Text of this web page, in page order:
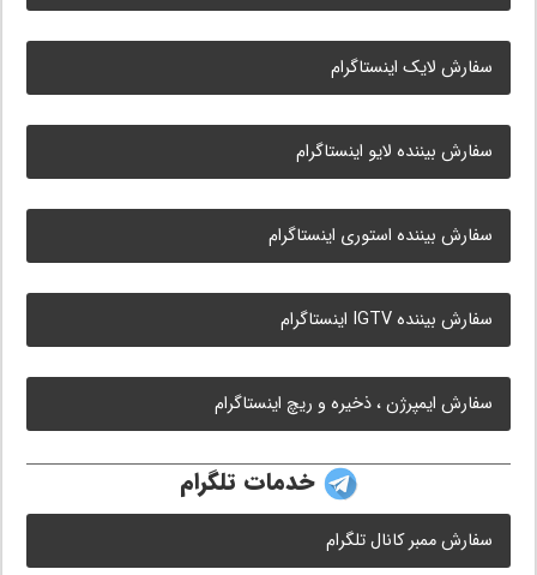
سفارش لایک اینستاگرام
سفارش بیننده لایو اینستاگرام
سفارش بیننده استوری اینستاگرام
سفارش بیننده IGTV اینستاگرام
سفارش ایمپرژن ، ذخیره و ریچ اینستاگرام
خدمات تلگرام
سفارش ممبر کانال تلگرام